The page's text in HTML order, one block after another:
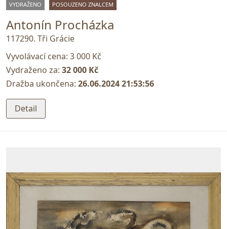
VYDRAŽENO POSOUZENO ZNALCEM
Antonín Procházka
117290. Tři Grácie
Vyvolávací cena: 3 000 Kč
Vydraženo za: 32 000 Kč
Dražba ukončena: 26.06.2024 21:53:56
Detail